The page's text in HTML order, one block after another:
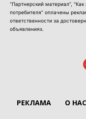
“Партнерский материал”,
потребителя” оплачены
ответственности за
объявлениях.
РЕКЛАМА О НАС